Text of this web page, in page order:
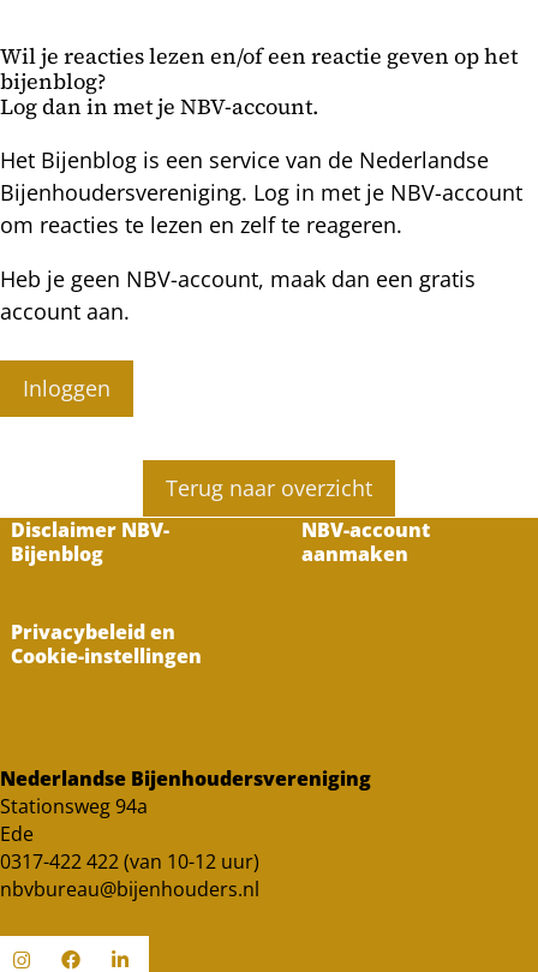
Wil je reacties lezen en/of een reactie geven op het
bijenblog?
Log dan in met je NBV-account.
Het Bijenblog is een service van de Nederlandse
Bijenhoudersvereniging. Log in met je NBV-account
om reacties te lezen en zelf te reageren.
Heb je geen NBV-account, maak dan een gratis
account aan.
Inloggen
Terug naar overzicht
Disclaimer NBV-
Bijenblog
NBV-account
aanmaken
Privacybeleid en
Cookie-instellingen
Nederlandse Bijenhoudersvereniging
Stationsweg 94a
Ede
0317-422 422 (van 10-12 uur)
nbvbureau@bijenhouders.nl